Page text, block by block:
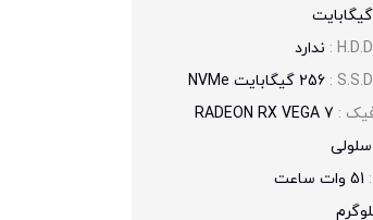
ندارد
256 گیگابایت NVMe
:
RADEON RX VEGA 7
51 وات ساعت